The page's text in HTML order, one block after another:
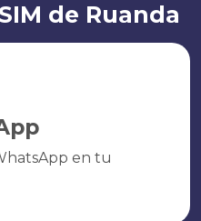
de Ruanda
en tu